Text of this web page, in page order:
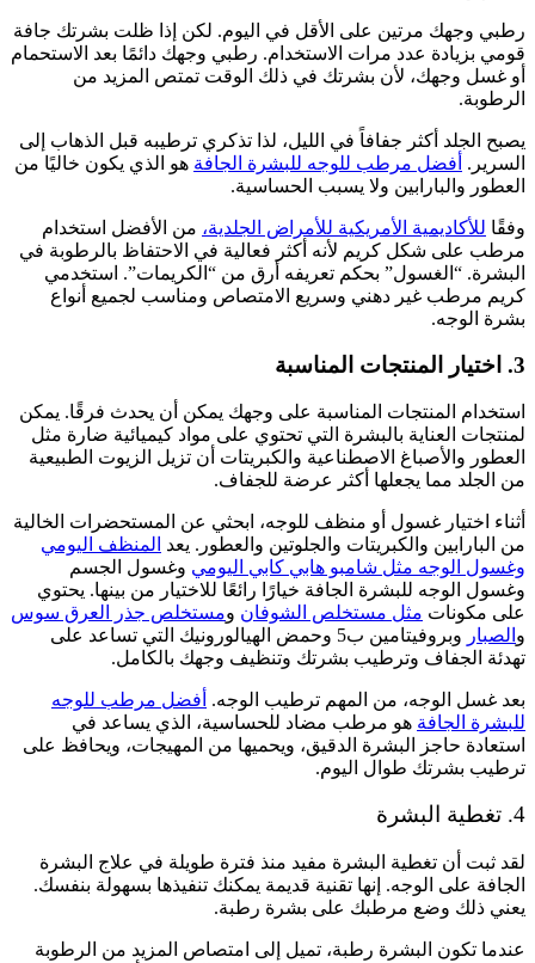
رطبي وجهك مرتين على الأقل في اليوم. لكن إذا ظلت بشرتك جافة
قومي بزيادة عدد مرات الاستخدام. رطبي وجهك دائمًا بعد الاستحمام
أو غسل وجهك، لأن بشرتك في ذلك الوقت تمتص المزيد من
الرطوبة.
يصبح الجلد أكثر جفافاً في الليل، لذا تذكري ترطيبه قبل الذهاب إلى
السرير. أفضل مرطب للوجه للبشرة الجافة هو الذي يكون خاليًا من
العطور والبارابين ولا يسبب الحساسية.
وفقًا للأكاديمية الأمريكية للأمراض الجلدية، من الأفضل استخدام
مرطب على شكل كريم لأنه أكثر فعالية في الاحتفاظ بالرطوبة في
البشرة. “الغسول” بحكم تعريفه أرق من “الكريمات”. استخدمي
كريم مرطب غير دهني وسريع الامتصاص ومناسب لجميع أنواع
بشرة الوجه.
3. اختيار المنتجات المناسبة
استخدام المنتجات المناسبة على وجهك يمكن أن يحدث فرقًا. يمكن
لمنتجات العناية بالبشرة التي تحتوي على مواد كيميائية ضارة مثل
العطور والأصباغ الاصطناعية والكبريتات أن تزيل الزيوت الطبيعية
من الجلد مما يجعلها أكثر عرضة للجفاف.
أثناء اختيار غسول أو منظف للوجه، ابحثي عن المستحضرات الخالية
من البارابين والكبريتات والجلوتين والعطور. يعد المنظف اليومي
وغسول الوجه مثل شامبو هابي كابي اليومي وغسول الجسم
وغسول الوجه للبشرة الجافة خيارًا رائعًا للاختيار من بينها. يحتوي
على مكونات مثل مستخلص الشوفان ومستخلص جذر العرق سوس
و الصبار
وبروفيتامين ب5 وحمض الهيالورونيك التي تساعد على
تهدئة الجفاف وترطيب بشرتك وتنظيف وجهك بالكامل.
بعد غسل الوجه، من المهم ترطيب الوجه. أفضل مرطب للوجه
للبشرة الجافة هو مرطب مضاد للحساسية، الذي يساعد في
استعادة حاجز البشرة الدقيق، ويحميها من المهيجات، ويحافظ على
ترطيب بشرتك طوال اليوم.
4. تغطية البشرة
لقد ثبت أن تغطية البشرة مفيد منذ فترة طويلة في علاج البشرة
الجافة على الوجه. إنها تقنية قديمة يمكنك تنفيذها بسهولة بنفسك.
يعني ذلك وضع مرطبك على بشرة رطبة.
عندما تكون البشرة رطبة، تميل إلى امتصاص المزيد من الرطوبة